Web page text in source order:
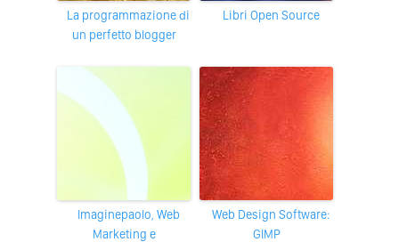
La programmazione di
un perfetto blogger
Libri Open Source
imaginepaolo, Web
Marketing e
Web Design Software:
GIMP